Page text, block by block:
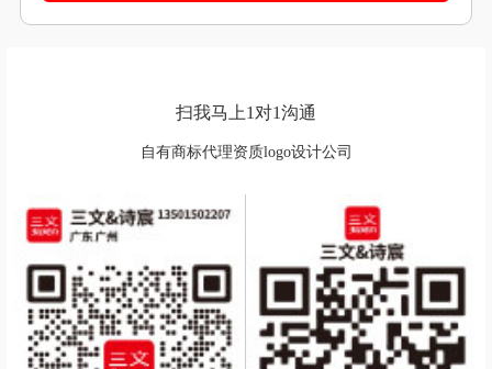
扫我马上1对1沟通
自有商标代理资质logo设计公司